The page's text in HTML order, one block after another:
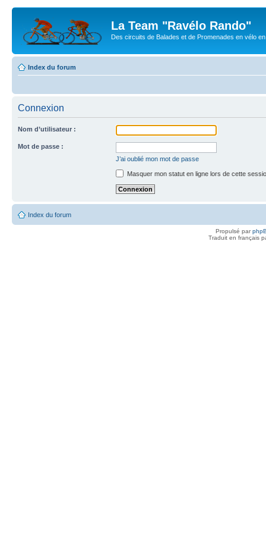
La Team "Ravélo Rando"
Des circuits de Balades et de Promenades en vélo
Index du forum
Connexion
Nom d’utilisateur :
Mot de passe :
J’ai oublié mon mot de passe
Masquer mon statut en ligne lors de cette
Index du forum
Propulsé par
Traduit en français